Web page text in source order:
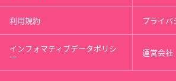
利用規約 プライバ
インフォマティブデータポリシ
ー 運営会社